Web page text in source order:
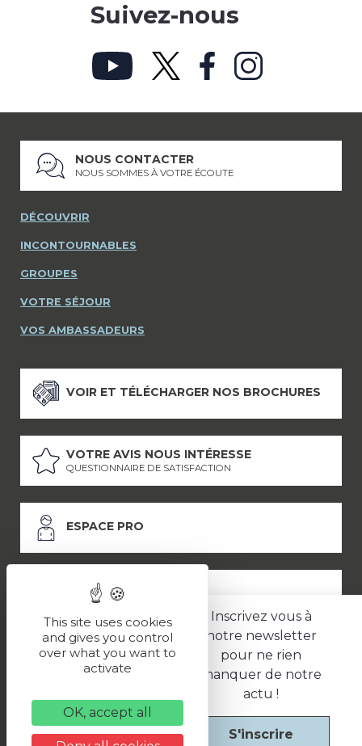
Inscrivez vous à
notre newsletter
pour ne rien
manquer de notre
actu !
S'inscrire
Suivez-nous
NOUS CONTACTER
NOUS SOMMES À VOTRE ÉCOUTE
DÉCOUVRIR
INCONTOURNABLES
GROUPES
VOTRE SÉJOUR
VOS AMBASSADEURS
VOIR ET TÉLÉCHARGER NOS BROCHURES
VOTRE AVIS NOUS INTÉRESSE
QUESTIONNAIRE DE SATISFACTION
ESPACE PRO
ESPACE PRESSE
LES PARTENAIRES
Politique de confidentialité
Une réalisation
This site uses cookies
and gives you control
over what you want to
activate
OK, accept all